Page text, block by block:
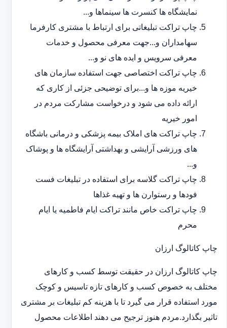
نمایشگاه ها کنسرت ها سینماها و...
چاپ تراکت تبلیغاتی برای ارتباط با مشتری کارفرما
سهامداران و...جهت معرفی محصول و خدمات
معرفی سرویس و ایده های نو و...
چاپ تراکت اختصاصی جهت استفاده سازمان های
خیریه موزه ها و...برای توضیحی جزئی از کاری که
ارائه داده می شود و درخواست مشارکت مردم در
امور خیریه
چاپ تراکت های املاک بیمه پزشکی و درمانی باشگاه
های ورزشی آرایشی و بهداشتی آرایشگاه ها و پوشاک
و...
چاپ تراکت گلاسه برای استفاده در تبلیغات فست
فودها و رستوارن ها و تهیه غذاها
چاپ تراکت خاص مانند تراکت ایام فاطمیه یا ایام
محرم
چاپ کاتالوگ ارزان
چاپ کاتالوگ ارزان در حقیقت توسط کسب و کارهای
مختلف به خصوص کسب و کارهای تازه تاسیس و کوچک
مورد استفاده قرار می گیرد تا با هزینه کم تبلیغات بر مشتری
تاثیر بگذارد.مردم هنوز ترجیح می دهند اطلاعات محصول